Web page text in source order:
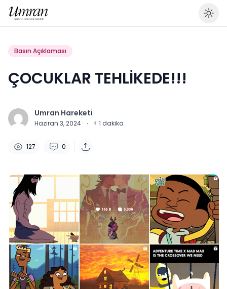
Basın Açıklaması
ÇOCUKLAR TEHLİKEDE!!!
Umran Hareketi
Haziran 3, 2024 · < 1 dakika
127 0